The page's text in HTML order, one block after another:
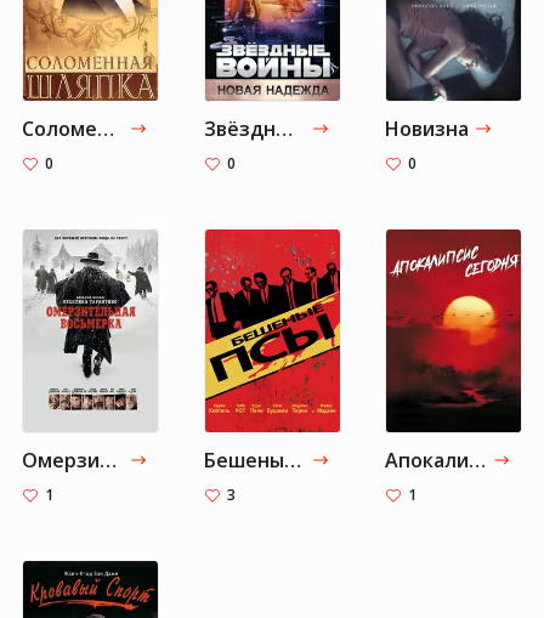
Соломенная шляпка
0
Звёздные войны
0
Новизна
0
Омерзительная восьмёрка
1
Бешеные псы
3
Апокалипсис сегодня
1